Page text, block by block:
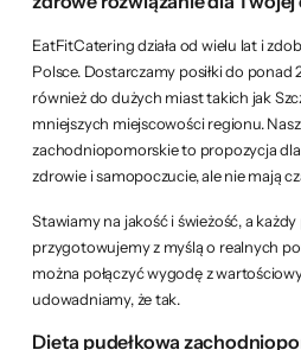
EatFitCatering działa od wielu lat i
Polsce. Dostarczamy posiłki do ponad
również do dużych miast takich jak
mniejszych miejscowości regionu.
zachodniopomorskie to propozycja
zdrowie i samopoczucie, ale nie mają
Stawiamy na jakość i świeżość, a
przygotowujemy z myślą o realnych
można połączyć wygodę z
udowadniamy, że tak.
Dieta pudełkowa